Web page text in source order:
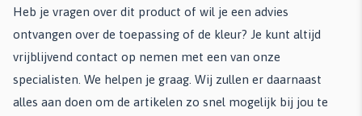
Heb je vragen over dit product of wil je een advies
ontvangen over de toepassing of de kleur? Je kunt altijd
vrijblijvend contact op nemen met een van onze
specialisten. We helpen je graag. Wij zullen er daarnaast
alles aan doen om de artikelen zo snel mogelijk bij jou te